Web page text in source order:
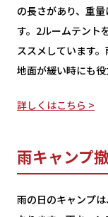
の長さがあり、重
す。2ルームテント
ススメしています
地面が緩い時にも役
詳しくはこちら >
雨キャンプ
雨の日のキャンプ